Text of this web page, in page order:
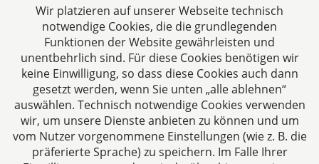
Alle Fachbeiträge anzeigen
CTC LEGAL
Aachen
Jülicher Straße 215
Wir platzieren auf unserer Webseite technisch
notwendige Cookies, die die grundlegenden
Funktionen der Website gewährleisten und
unentbehrlich sind. Für diese Cookies benötigen wir
keine Einwilligung, so dass diese Cookies auch dann
gesetzt werden, wenn Sie unten „alle ablehnen“
auswählen. Technisch notwendige Cookies verwenden
wir, um unsere Dienste anbieten zu können und um
vom Nutzer vorgenommene Einstellungen (wie z. B. die
präferierte Sprache) zu speichern. Im Falle Ihrer